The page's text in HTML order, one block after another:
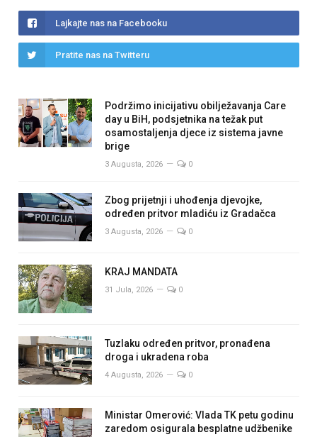
Lajkajte nas na Facebooku
Pratite nas na Twitteru
Podržimo inicijativu obilježavanja Care
day u BiH, podsjetnika na težak put
osamostaljenja djece iz sistema javne
brige
3 Augusta, 2026 0
Zbog prijetnji i uhođenja djevojke,
određen pritvor mladiću iz Gradačca
3 Augusta, 2026 0
KRAJ MANDATA
31 Jula, 2026 0
Tuzlaku određen pritvor, pronađena
droga i ukradena roba
4 Augusta, 2026 0
Ministar Omerović: Vlada TK petu godinu
zaredom osigurala besplatne udžbenike